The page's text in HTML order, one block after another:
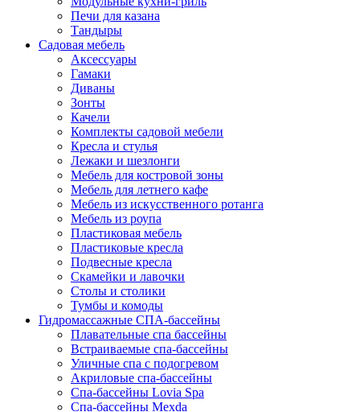
Печи для казана
Тандыры
Садовая мебель
Аксессуары
Гамаки
Диваны
Зонты
Качели
Комплекты садовой мебели
Кресла и стулья
Лежаки и шезлонги
Мебель для костровой зоны
Мебель для летнего кафе
Мебель из искусственного ротанга
Мебель из роупа
Пластиковая мебель
Пластиковые кресла
Подвесные кресла
Скамейки и лавочки
Столы и столики
Тумбы и комоды
Гидромассажные СПА-бассейны
Плавательные спа бассейны
Встраиваемые спа-бассейны
Уличные спа с подогревом
Акриловые спа-бассейны
Спа-бассейны Lovia Spa
Спа-бассейны Mexda